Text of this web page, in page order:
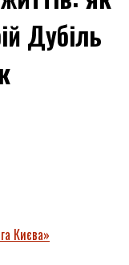
Києва»
Дубіль